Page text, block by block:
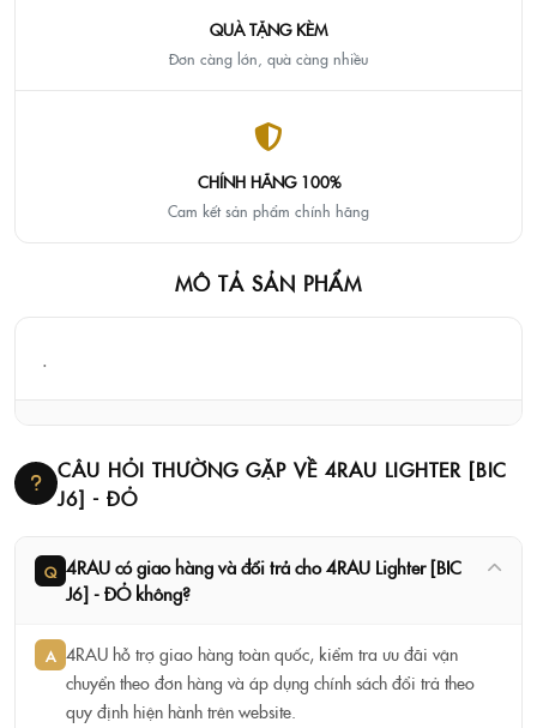
QUÀ TẶNG KÈM
Đơn càng lớn, quà càng nhiều
CHÍNH HÃNG 100%
Cam kết sản phẩm chính hãng
MÔ TẢ SẢN PHẨM
.
CÂU HỎI THƯỜNG GẶP VỀ 4RAU LIGHTER [BIC
J6] - ĐỎ
Q 4RAU có giao hàng và đổi trả cho 4RAU Lighter [BIC
J6] - ĐỎ không?
A 4RAU hỗ trợ giao hàng toàn quốc, kiểm tra ưu đãi vận
chuyển theo đơn hàng và áp dụng chính sách đổi trả theo
quy định hiện hành trên website.